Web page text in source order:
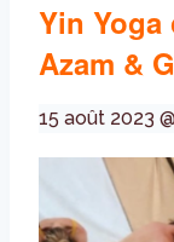
Yin Yoga
Azam &
15 août 2023